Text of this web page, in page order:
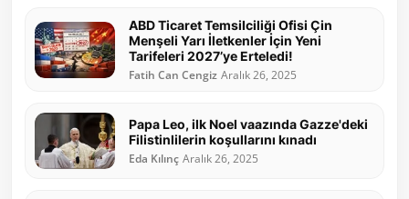
ABD Ticaret Temsilciliği Ofisi Çin
Menşeli Yarı İletkenler İçin Yeni
Tarifeleri 2027’ye Erteledi!
Fatih Can Cengiz Aralık 26, 2025
Papa Leo, ilk Noel vaazında Gazze'deki
Filistinlilerin koşullarını kınadı
Eda Kılınç Aralık 26, 2025